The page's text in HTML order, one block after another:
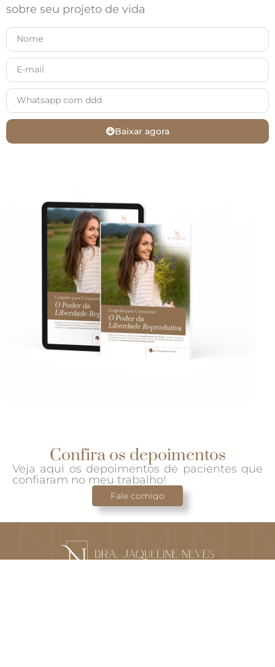
sobre seu projeto de vida
Baixar agora
Confira os depoimentos
Veja aqui os depoimentos de pacientes que
confiaram no meu trabalho!
Fale comigo